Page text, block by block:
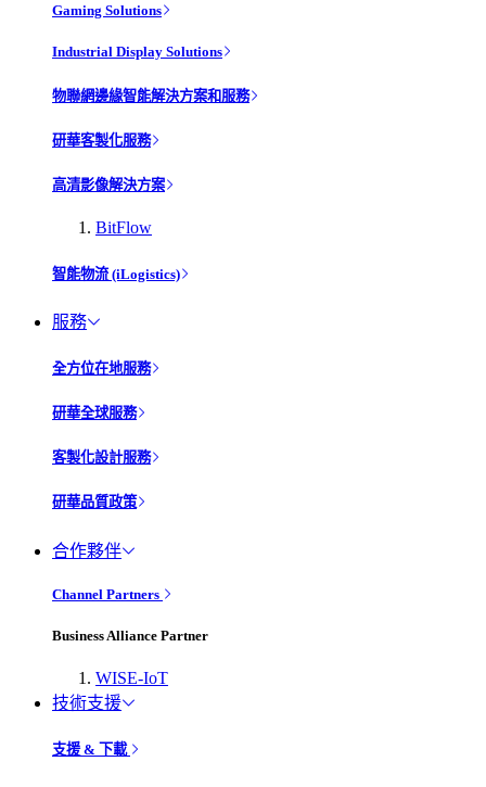
Gaming Solutions
Industrial Display Solutions
物聯網邊緣智能解決方案和服務
研華客製化服務
高清影像解決方案
BitFlow
智能物流 (iLogistics)
服務
全方位在地服務
研華全球服務
客製化設計服務
研華品質政策
合作夥伴
Channel Partners
Business Alliance Partner
WISE-IoT
技術支援
支援 & 下載